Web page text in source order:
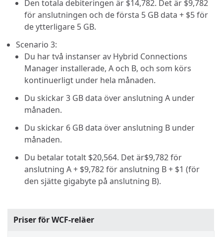
Den totala debiteringen är $14,782. Det är $9,782
för anslutningen och de första 5 GB data + $5för
de ytterligare 5 GB.
Scenario 3:
Du har två instanser av Hybrid Connections
Manager installerade, A och B, och som körs
kontinuerligt under hela månaden.
Du skickar 3 GB data över anslutning A under
månaden.
Du skickar 6 GB data över anslutning B under
månaden.
Du betalar totalt $20,564. Det är$9,782för
anslutning A + $9,782för anslutning B + $1 (för
den sjätte gigabyte på anslutning B).
Priser för WCF-reläer